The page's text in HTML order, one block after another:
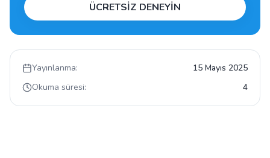
ÜCRETSİZ DENEYİN
Yayınlanma:
15 Mayıs 2025
Okuma süresi:
4